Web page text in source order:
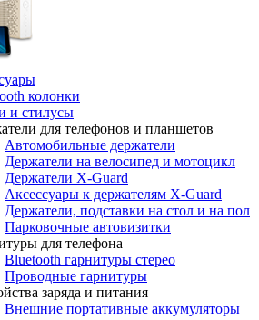
колонки
и стилусы
для телефонов и планшетов
Автомобильные держатели
Держатели на велосипед и мотоцикл
Держатели X-Guard
Аксессуары к держателям X-Guard
Держатели, подставки на стол и на пол
Парковочные автовизитки
для телефона
Bluetooth гарнитуры стерео
Проводные гарнитуры
заряда и питания
Внешние портативные аккумуляторы